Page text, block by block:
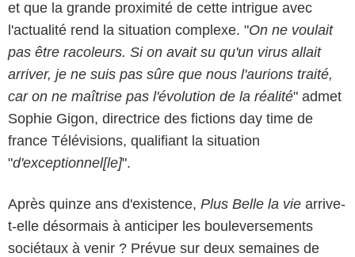
et que la grande proximité de cette intrigue avec
l'actualité rend la situation complexe. "On ne voulait
pas être racoleurs. Si on avait su qu'un virus allait
arriver, je ne suis pas sûre que nous l'aurions traité,
car on ne maîtrise pas l'évolution de la réalité" admet
Sophie Gigon, directrice des fictions day time de
france Télévisions, qualifiant la situation
"d'exceptionnel[le]".
Après quinze ans d'existence, Plus Belle la vie arrive-
t-elle désormais à anticiper les bouleversements
sociétaux à venir ? Prévue sur deux semaines de